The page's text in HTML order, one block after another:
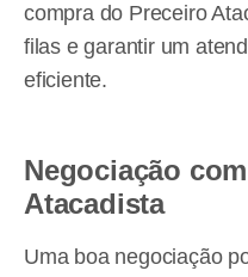
compra do Preceiro
filas e garantir um
eficiente.
Negociação
Atacadista
Uma boa negociação